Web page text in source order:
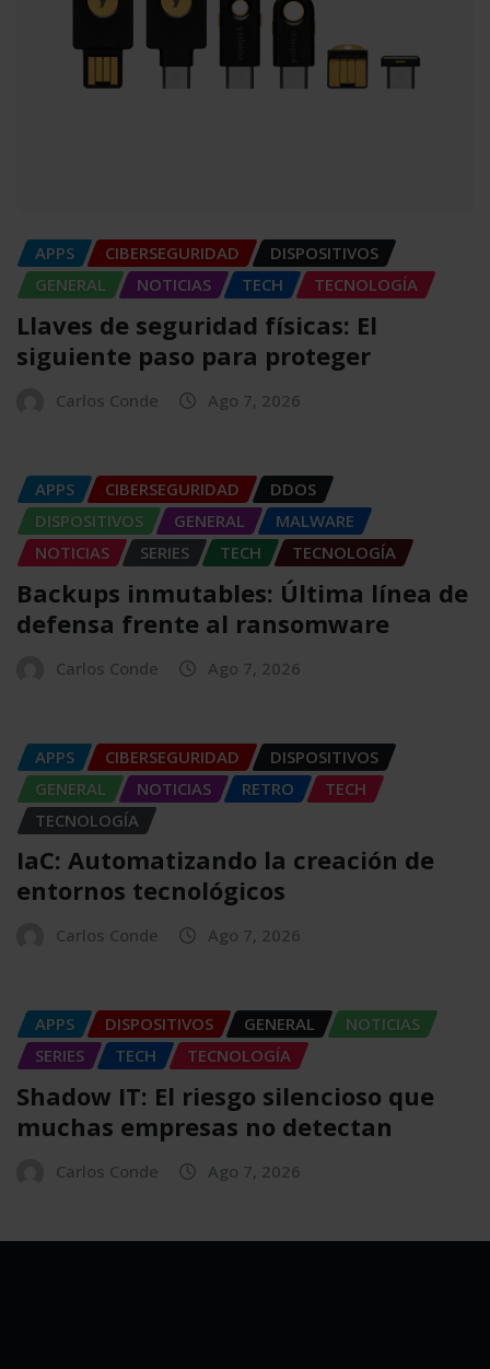
APPS CIBERSEGURIDAD
DISPOSITIVOS
GENERAL
NOTICIAS TECH TECNOLOGÍA
Llaves de seguridad físicas: El
siguiente paso para proteger
Carlos Conde Ago 7, 2026
APPS CIBERSEGURIDAD
DDOS
DISPOSITIVOS
GENERAL
MALWARE
NOTICIAS
SERIES TECH TECNOLOGÍA
Backups inmutables: Última línea de
defensa frente al ransomware
Carlos Conde Ago 7, 2026
APPS CIBERSEGURIDAD
DISPOSITIVOS
GENERAL
NOTICIAS RETRO
TECH
TECNOLOGÍA
IaC: Automatizando la creación de
entornos tecnológicos
Carlos Conde Ago 7, 2026
APPS DISPOSITIVOS GENERAL
NOTICIAS
SERIES
TECH TECNOLOGÍA
Shadow IT: El riesgo silencioso que
muchas empresas no detectan
Carlos Conde Ago 7, 2026